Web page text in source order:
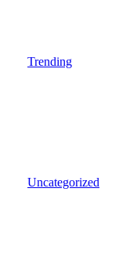
Trending
Uncategorized